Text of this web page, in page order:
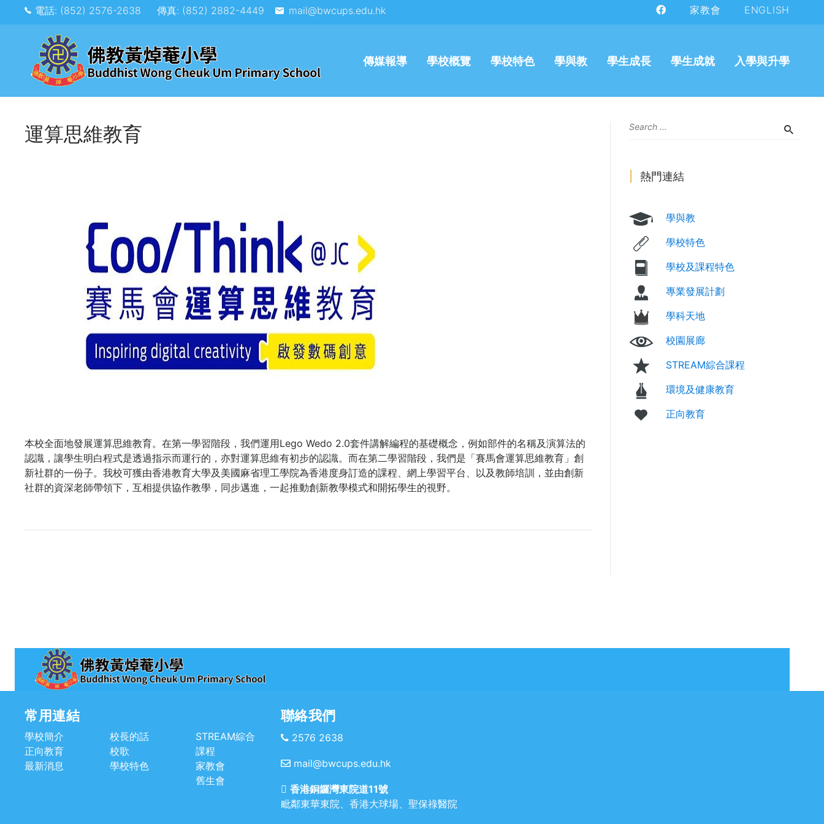
電話: (852) 2576-2638 傳真: (852) 2882-4449 mail@bwcups.edu.hk 家教會 ENGLISH
傳媒報導 學校概覽 學校特色 學與教 學生成長 學生成就 入學與升學
運算思維教育
本校全面地發展運算思維教育。在第一學習階段，我們運用Lego Wedo 2.0套件講解編程的基礎概念，例如部件的名稱及演算法的
認識，讓學生明白程式是透過指示而運行的，亦對運算思維有初步的認識。而在第二學習階段，我們是「賽馬會運算思維教育」創
新社群的一份子。我校可獲由香港教育大學及美國麻省理工學院為香港度身訂造的課程、網上學習平台、以及教師培訓，並由創新
社群的資深老師帶領下，互相提供協作教學，同步邁進，一起推動創新教學模式和開拓學生的視野。
熱門連結
學與教
學校特色
學校及課程特色
專業發展計劃
學科天地
校園展廊
STREAM綜合課程
環境及健康教育
正向教育
常用連結
學校簡介
正向教育
最新消息
校長的話
校歌
學校特色
STREAM綜合
課程
家教會
舊生會
聯絡我們
2576 2638
mail@bwcups.edu.hk
香港銅鑼灣東院道11號
毗鄰東華東院、香港大球場、聖保祿醫院